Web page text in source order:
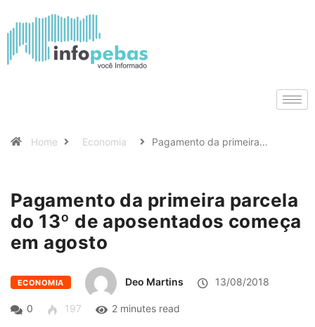
Home Economia Pagamento da primeira…
Pagamento da primeira parcela
do 13º de aposentados começa
em agosto
ECONOMIA Deo Martins 13/08/2018
0 197 2 minutes read